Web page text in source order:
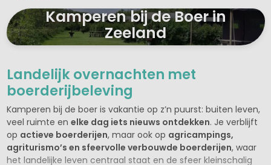
Kamperen bij de Boer in
Zeeland
Landelijk overnachten met
boerderijbeleving
Kamperen bij de boer is vakantie op z’n puurst: buiten leven,
veel ruimte en elke dag iets nieuws ontdekken. Je verblijft
op actieve boerderijen, maar ook op agricampings,
agriturismo’s en sfeervolle verbouwde boerderijen, waar
het landelijke leven centraal staat en de sfeer kleinschalig